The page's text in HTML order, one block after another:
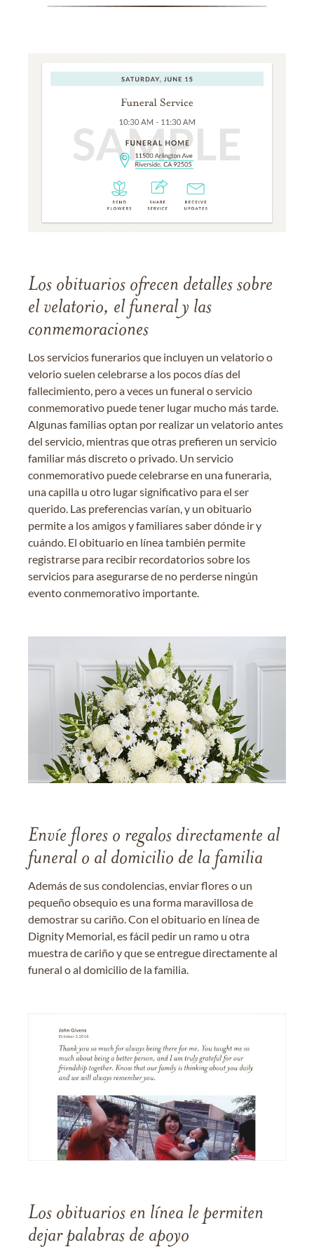
Los obituarios ofrecen detalles sobre
el velatorio, el funeral y las
conmemoraciones
Los servicios funerarios que incluyen un velatorio o
velorio suelen celebrarse a los pocos días del
fallecimiento, pero a veces un funeral o servicio
conmemorativo puede tener lugar mucho más tarde.
Algunas familias optan por realizar un velatorio antes
del servicio, mientras que otras prefieren un servicio
familiar más discreto o privado. Un servicio
conmemorativo puede celebrarse en una funeraria,
una capilla u otro lugar significativo para el ser
querido. Las preferencias varían, y un obituario
permite a los amigos y familiares saber dónde ir y
cuándo. El obituario en línea también permite
registrarse para recibir recordatorios sobre los
servicios para asegurarse de no perderse ningún
evento conmemorativo importante.
Envíe flores o regalos directamente al
funeral o al domicilio de la familia
Además de sus condolencias, enviar flores o un
pequeño obsequio es una forma maravillosa de
demostrar su cariño. Con el obituario en línea de
Dignity Memorial, es fácil pedir un ramo u otra
muestra de cariño y que se entregue directamente al
funeral o al domicilio de la familia.
Los obituarios en línea le permiten
dejar palabras de apoyo